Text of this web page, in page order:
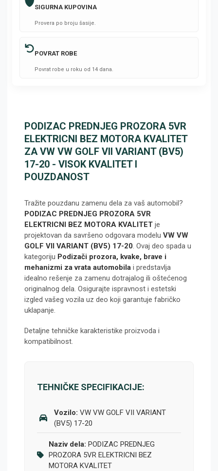
SIGURNA KUPOVINA
Provera po broju šasije.
POVRAT ROBE
Povrat robe u roku od 14 dana.
PODIZAC PREDNJEG PROZORA 5VR
ELEKTRICNI BEZ MOTORA KVALITET
ZA VW VW GOLF VII VARIANT (BV5)
17-20 - VISOK KVALITET I
POUZDANOST
Tražite pouzdanu zamenu dela za vaš automobil?
PODIZAC PREDNJEG PROZORA 5VR
ELEKTRICNI BEZ MOTORA KVALITET je
projektovan da savršeno odgovara modelu VW VW
GOLF VII VARIANT (BV5) 17-20. Ovaj deo spada u
kategoriju Podizači prozora, kvake, brave i
mehanizmi za vrata automobila i predstavlja
idealno rešenje za zamenu dotrajalog ili oštećenog
originalnog dela. Osigurajte ispravnost i estetski
izgled vašeg vozila uz deo koji garantuje fabričko
uklapanje.
Detaljne tehničke karakteristike proizvoda i
kompatibilnost.
TEHNIČKE SPECIFIKACIJE:
Vozilo: VW VW GOLF VII VARIANT
(BV5) 17-20
Naziv dela: PODIZAC PREDNJEG
PROZORA 5VR ELEKTRICNI BEZ
MOTORA KVALITET